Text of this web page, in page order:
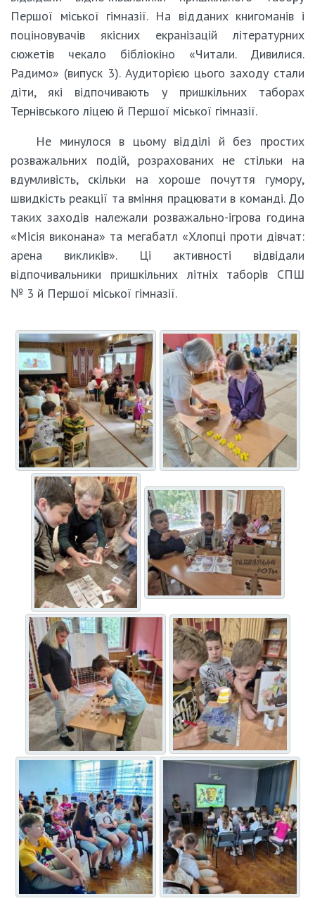
Першої міської гімназії. На відданих книгоманів і
поціновувачів якісних екранізацій літературних
сюжетів чекало бібліокіно «Читали. Дивилися.
Радимо» (випуск 3). Аудиторією цього заходу стали
діти, які відпочивають у пришкільних таборах
Тернівського ліцею й Першої міської гімназії.
Не минулося в цьому відділі й без простих
розважальних подій, розрахованих не стільки на
вдумливість, скільки на хороше почуття гумору,
швидкість реакції та вміння працювати в команді. До
таких заходів належали розважально-ігрова година
«Місія виконана» та мегабатл «Хлопці проти дівчат:
арена викликів». Ці активності відвідали
відпочивальники пришкільних літніх таборів СПШ
№ 3 й Першої міської гімназії.